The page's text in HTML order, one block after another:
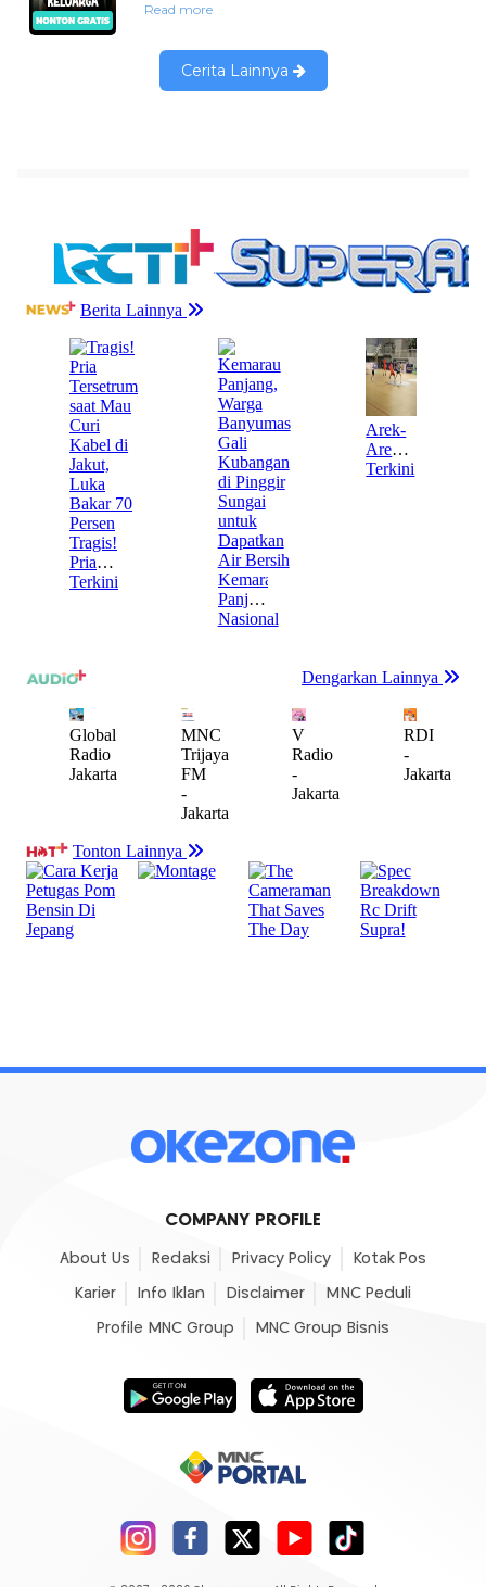
COMPANY PROFILE
About Us Redaksi Privacy Policy Kotak Pos
Karier Info Iklan Disclaimer MNC Peduli
Profile MNC Group MNC Group Bisnis